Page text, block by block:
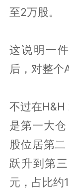
至2万股。
这说明一
后，对整个
不过在H&H
是第一大
股位居第二
跃升到第
元，占比约